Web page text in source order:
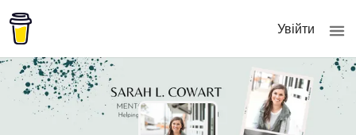
Увійти